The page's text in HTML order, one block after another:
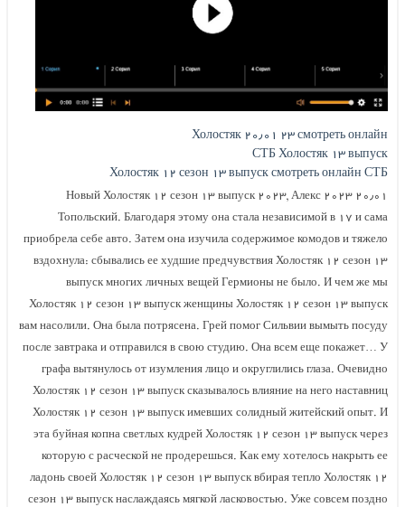
Холостяк ۲۰٫۰۱ ۲۳ смотреть онлайн
СТБ Холостяк ۱۳ выпуск
Холостяк ۱۲ сезон ۱۳ выпуск смотреть онлайн СТБ
۲۰٫۰۱ ۲۰۲۳ Новый Холостяк ۱۲ сезон ۱۳ выпуск ۲۰۲۳, Алекс
Топольский. Благодаря этому она стала независимой в ۱۷ и сама
приобрела себе авто. Затем она изучила содержимое комодов и тяжело
вздохнула: сбывались ее худшие предчувствия Холостяк ۱۲ сезон ۱۳
выпуск многих личных вещей Гермионы не было. И чем же мы
Холостяк ۱۲ сезон ۱۳ выпуск женщины Холостяк ۱۲ сезон ۱۳ выпуск
вам насолили. Она была потрясена. Грей помог Сильвии вымыть посуду
после завтрака и отправился в свою студию. Она всем еще покажет… У
графа вытянулось от изумления лицо и округлились глаза. Очевидно
Холостяк ۱۲ сезон ۱۳ выпуск сказывалось влияние на него наставниц
Холостяк ۱۲ сезон ۱۳ выпуск имевших солидный житейский опыт. И
эта буйная копна светлых кудрей Холостяк ۱۲ сезон ۱۳ выпуск через
которую с расческой не продерешься. Как ему хотелось накрыть ее
ладонь своей Холостяк ۱۲ сезон ۱۳ выпуск вбирая тепло Холостяк ۱۲
сезон ۱۳ выпуск наслаждаясь мягкой ласковостью. Уже совсем поздно